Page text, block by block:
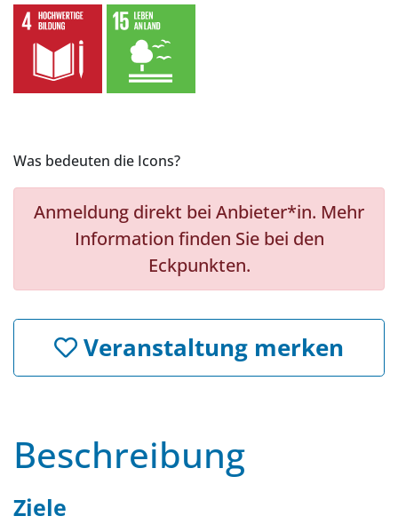
Was bedeuten die Icons?
Anmeldung direkt bei Anbieter*in. Mehr
Information finden Sie bei den
Eckpunkten.
Veranstaltung merken
Beschreibung
Ziele